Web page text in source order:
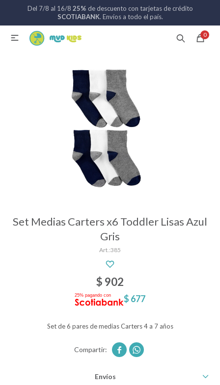
Del 7/8 al 16/8 25% de descuento con tarjetas de crédito
SCOTIABANK. Envíos a todo el país.
0

Set Medias Carters x6 Toddler Lisas Azul
Gris
385
$ 902
$ 677
Set de 6 pares de medias Carters 4 a 7 años
 
Envíos
MI CUENTA
Catálogo Nuevos ingresos
Alimentación